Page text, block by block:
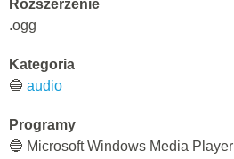
Rozszerzenie
.ogg
Kategoria
🔵 audio
Programy
🔵 Microsoft Windows Media Player